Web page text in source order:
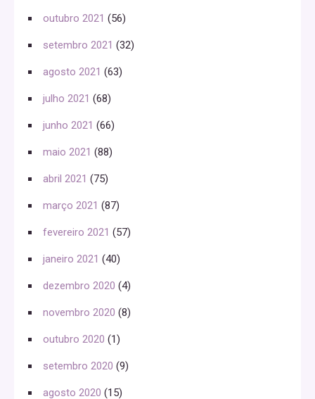
outubro 2021 (56)
setembro 2021 (32)
agosto 2021 (63)
julho 2021 (68)
junho 2021 (66)
maio 2021 (88)
abril 2021 (75)
março 2021 (87)
fevereiro 2021 (57)
janeiro 2021 (40)
dezembro 2020 (4)
novembro 2020 (8)
outubro 2020 (1)
setembro 2020 (9)
agosto 2020 (15)